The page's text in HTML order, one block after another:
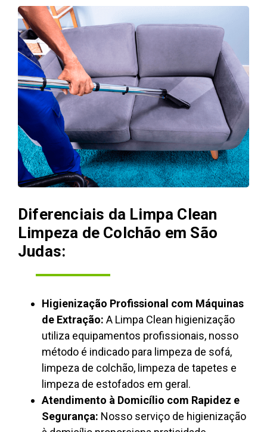
Diferenciais da Limpa Clean
Limpeza de Colchão em São
Judas:
Higienização Profissional com Máquinas
de Extração: A Limpa Clean higienização
utiliza equipamentos profissionais, nosso
método é indicado para limpeza de sofá,
limpeza de colchão, limpeza de tapetes e
limpeza de estofados em geral.
Atendimento à Domicílio com Rapidez e
Segurança: Nosso serviço de higienização